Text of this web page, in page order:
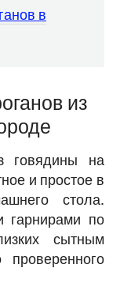
в
из
говядины на
и простое в
стола.
по
сытным